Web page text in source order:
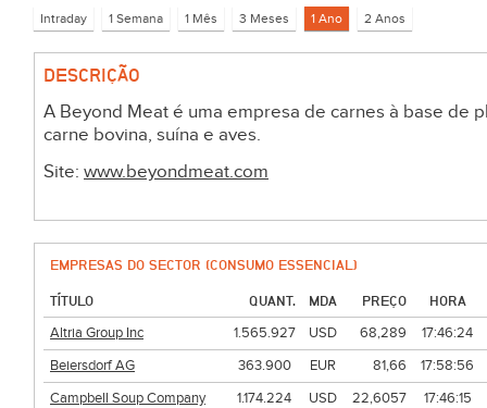
DESCRIÇÃO
A Beyond Meat é uma empresa de carnes à base de
carne bovina, suína e aves.
Site: www.beyondmeat.com
EMPRESAS DO SECTOR (CONSUMO ESSENCIAL)
TÍTULO QUANT. MDA PREÇO
HORA
Altria Group Inc
1.565.927 USD 68,289
17:46:24
Beiersdorf AG
363.900 EUR 81,66
17:58:56
Campbell Soup Company
1.174.224 USD 22,6057
17:46:15